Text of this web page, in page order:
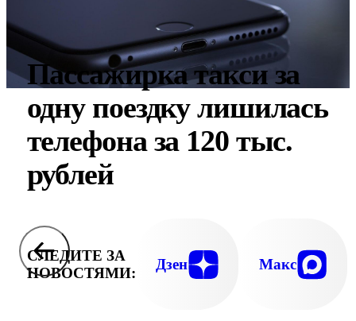
Пассажирка такси за
одну поездку лишилась
телефона за 120 тыс.
рублей
СЛЕДИТЕ ЗА
НОВОСТЯМИ:
Дзен Макс